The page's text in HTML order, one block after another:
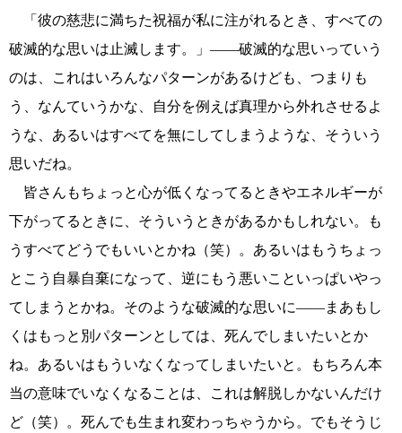
「彼の慈悲に満ちた祝福が私に注がれるとき、すべての
破滅的な思いは止滅します。」――破滅的な思いっていう
のは、これはいろんなパターンがあるけども、つまりも
う、なんていうかな、自分を例えば真理から外れさせるよ
うな、あるいはすべてを無にしてしまうような、そういう
思いだね。
皆さんもちょっと心が低くなってるときやエネルギーが
下がってるときに、そういうときがあるかもしれない。も
うすべてどうでもいいとかね（笑）。あるいはもうちょっ
とこう自暴自棄になって、逆にもう悪いこといっぱいやっ
てしまうとかね。そのような破滅的な思いに――まあもし
くはもっと別パターンとしては、死んでしまいたいとか
ね。あるいはもういなくなってしまいたいと。もちろん本
当の意味でいなくなることは、これは解脱しかないんだけ
ど（笑）。死んでも生まれ変わっちゃうから。でもそうじ